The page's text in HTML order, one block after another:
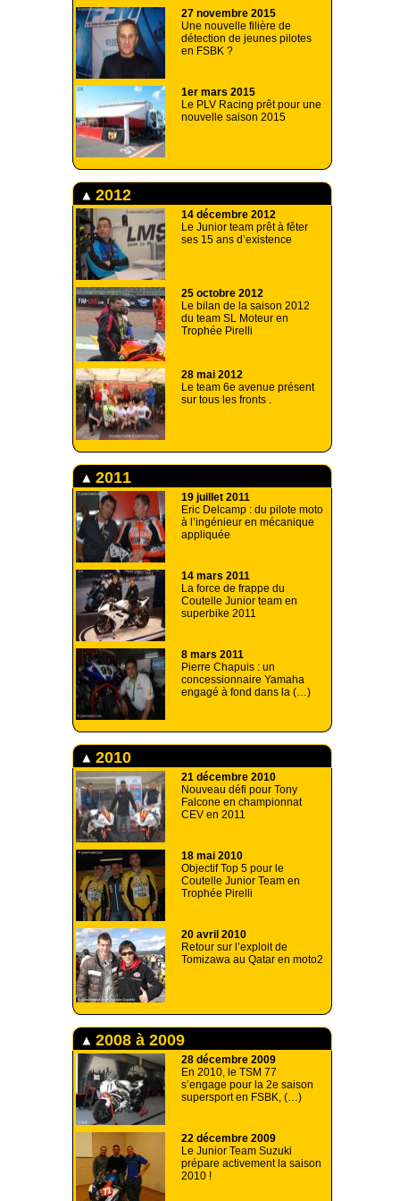
27 novembre 2015
Une nouvelle filière de
détection de jeunes pilotes
en FSBK ?
1er mars 2015
Le PLV Racing prêt pour une
nouvelle saison 2015
2012
14 décembre 2012
Le Junior team prêt à fêter
ses 15 ans d’existence
25 octobre 2012
Le bilan de la saison 2012
du team SL Moteur en
Trophée Pirelli
28 mai 2012
Le team 6e avenue présent
sur tous les fronts .
2011
19 juillet 2011
Eric Delcamp : du pilote moto
à l’ingénieur en mécanique
appliquée
14 mars 2011
La force de frappe du
Coutelle Junior team en
superbike 2011
8 mars 2011
Pierre Chapuis : un
concessionnaire Yamaha
engagé à fond dans la (…)
2010
21 décembre 2010
Nouveau défi pour Tony
Falcone en championnat
CEV en 2011
18 mai 2010
Objectif Top 5 pour le
Coutelle Junior Team en
Trophée Pirelli
20 avril 2010
Retour sur l’exploit de
Tomizawa au Qatar en moto2
2008 à 2009
28 décembre 2009
En 2010, le TSM 77
s’engage pour la 2e saison
supersport en FSBK, (…)
22 décembre 2009
Le Junior Team Suzuki
prépare activement la saison
2010 !